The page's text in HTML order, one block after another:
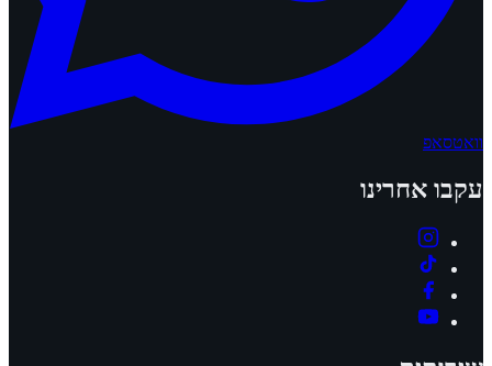
וואטסאפ
עקבו אחרינו